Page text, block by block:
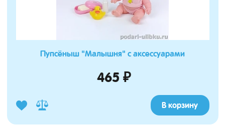
Пупсёныш "Малышня" с аксессуарами
465 ₽
В корзину